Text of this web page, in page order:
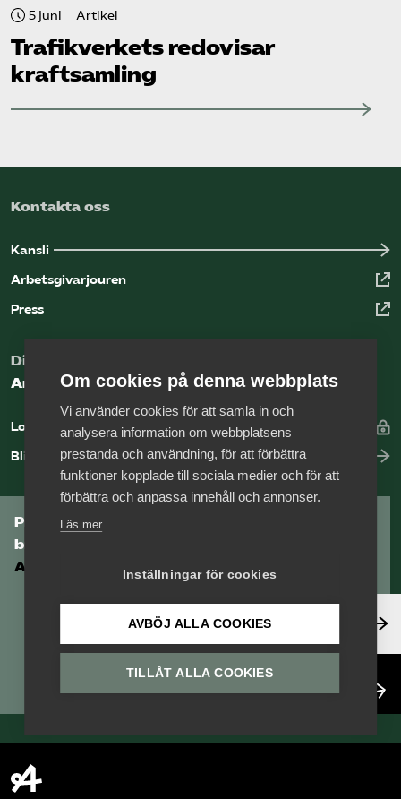
5 juni Artikel
Trafikverkets redovisar
kraftsamling
Kontakta oss
Kansli
Arbetsgivarjouren
Press
Digital kunskapsbank för arbetsgivare
Arbetsgivarguiden
Logga in
Bli medlem
Prenumerera på Tågföretagens
branschnyhetsbrev
Aktuell info direkt i din inkorg.
Anmäl dig här
Om cookies på denna webbplats
Vi använder cookies för att samla in och
analysera information om webbplatsens
prestanda och användning, för att förbättra
funktioner kopplade till sociala medier och för att
förbättra och anpassa innehåll och annonser.
Läs mer
Inställningar för cookies
AVBÖJ ALLA COOKIES
TILLÅT ALLA COOKIES